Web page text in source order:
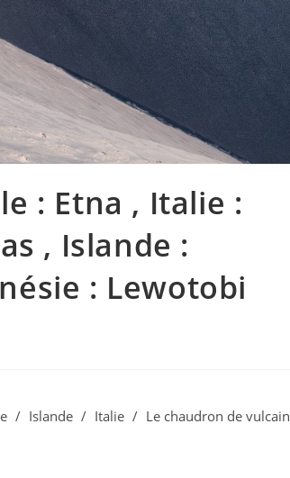
: Etna , Italie :
, Islande :
: Lewotobi
/ Islande / Italie / Le chaudron de vulcain